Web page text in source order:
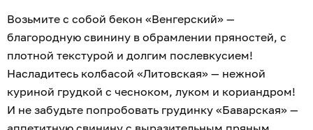
Возьмите с собой бекон «Венгерский» —
благородную свинину в обрамлении пряностей, с
плотной текстурой и долгим послевкусием!
Насладитесь колбасой «Литовская» — нежной
куриной грудкой с чесноком, луком и кориандром!
И не забудьте попробовать грудинку «Баварская» —